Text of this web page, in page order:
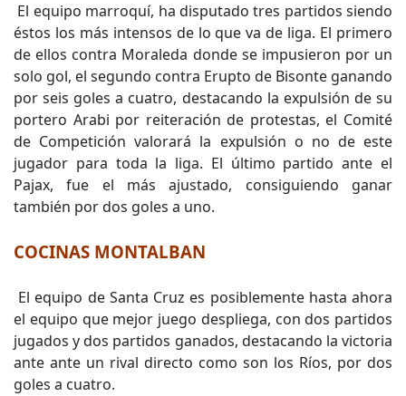
El equipo marroquí, ha disputado tres partidos siendo
éstos los más intensos de lo que va de liga. El primero
de ellos contra Moraleda donde se impusieron por un
solo gol, el segundo contra Erupto de Bisonte ganando
por seis goles a cuatro, destacando la expulsión de su
portero Arabi por reiteración de protestas, el Comité
de Competición valorará la expulsión o no de este
jugador para toda la liga. El último partido ante el
Pajax, fue el más ajustado, consiguiendo ganar
también por dos goles a uno.
COCINAS MONTALBAN
El equipo de Santa Cruz es posiblemente hasta ahora
el equipo que mejor juego despliega, con dos partidos
jugados y dos partidos ganados, destacando la victoria
ante ante un rival directo como son los Ríos, por dos
goles a cuatro.